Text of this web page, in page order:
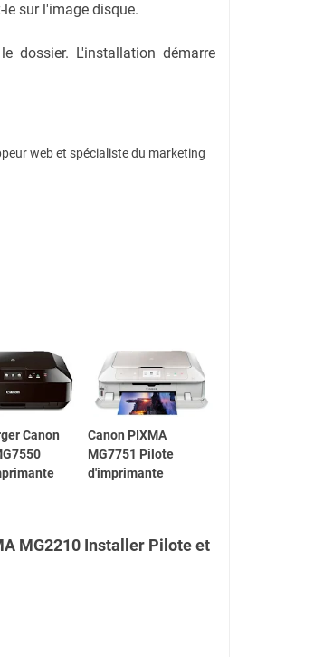
sur l'image disque.
dossier. L'installation démarre
web et spécialiste du marketing
Canon
Canon PIXMA
MG7751 Pilote
d'imprimante
MG2210 Installer Pilote et